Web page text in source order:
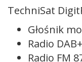
TechniSat
Głośnik
Radio
Radio FM